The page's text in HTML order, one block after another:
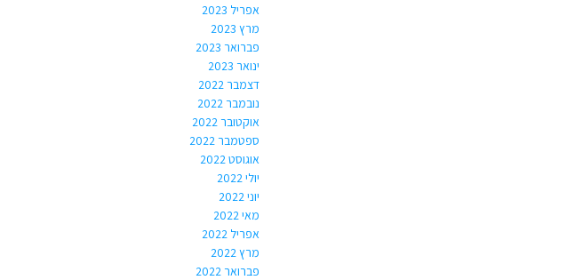
אפריל 2023
מרץ 2023
פברואר 2023
ינואר 2023
דצמבר 2022
נובמבר 2022
אוקטובר 2022
ספטמבר 2022
אוגוסט 2022
יולי 2022
יוני 2022
מאי 2022
אפריל 2022
מרץ 2022
פברואר 2022